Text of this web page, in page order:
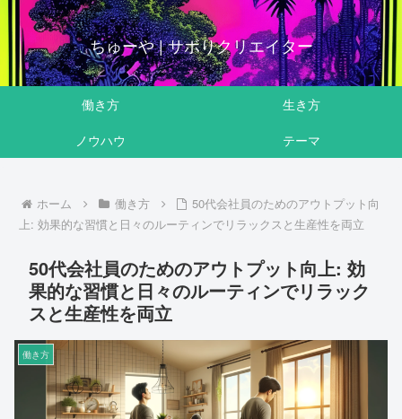
ちゅーや | サボりクリエイター
働き方
生き方
ノウハウ
テーマ
ホーム 働き方
50代会社員のためのアウトプット向
上: 効果的な習慣と日々のルーティンでリラックスと生産性を両立
50代会社員のためのアウトプット向上: 効
果的な習慣と日々のルーティンでリラック
スと生産性を両立
働き方